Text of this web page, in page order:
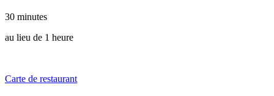
30 minutes
au lieu de 1 heure
Carte de restaurant